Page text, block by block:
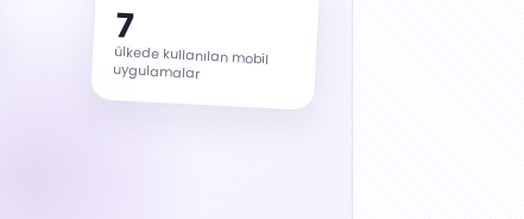
7
ülkede kullanılan mobil
uygulamalar